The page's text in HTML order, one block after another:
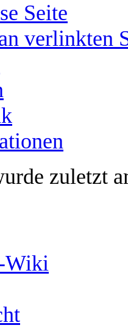
Seite
verlinkten
zuletzt
Wiki